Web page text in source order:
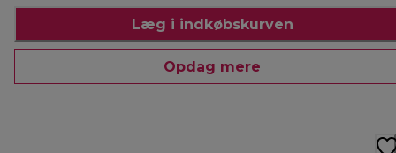
Læg i indkøbskurven
Opdag mere